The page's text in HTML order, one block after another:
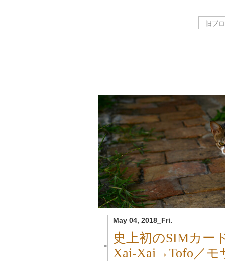
May 04, 2018_Fri.
■
史上初のSIMカー
Xai-Xai→Tofo／モ